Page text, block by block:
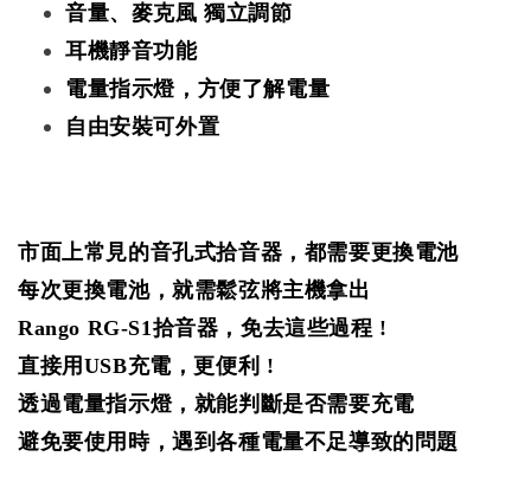
音量、麥克風 獨立調節
耳機靜音功能
電量指示燈，方便了解電量
自由安裝可外置
市面上常見的音孔式拾音器，都需要更換電池
每次更換電池，就需鬆弦將主機拿出
Rango RG-S1拾音器，免去這些過程 !
直接用USB充電，更便利 !
透過電量指示燈，就能判斷是否需要充電
避免要使用時，遇到各種電量不足導致的問題